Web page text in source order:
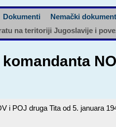
Dokumenti Nemački
na teritoriji Jugoslavije i
i POJ druga Tita od 5. januara